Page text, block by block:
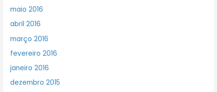
maio 2016
abril 2016
março 2016
fevereiro 2016
janeiro 2016
dezembro 2015